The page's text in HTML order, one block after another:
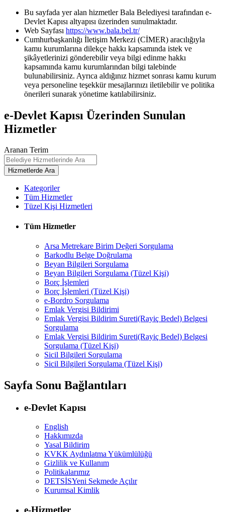
Bu sayfada yer alan hizmetler Bala Belediyesi tarafından e-
Devlet Kapısı altyapısı üzerinden sunulmaktadır.
Web Sayfası https://www.bala.bel.tr/
Cumhurbaşkanlığı İletişim Merkezi (CİMER) aracılığıyla
kamu kurumlarına dilekçe hakkı kapsamında istek ve
şikâyetlerinizi gönderebilir veya bilgi edinme hakkı
kapsamında kamu kurumlarından bilgi talebinde
bulunabilirsiniz. Ayrıca aldığınız hizmet sonrası kamu kurum
veya personeline teşekkür mesajlarınızı iletilebilir ve politika
önerileri sunarak yönetime katılabilirsiniz.
e-Devlet Kapısı Üzerinden Sunulan
Hizmetler
Aranan Terim
Kategoriler
Tüm Hizmetler
Tüzel Kişi Hizmetleri
Tüm Hizmetler
Arsa Metrekare Birim Değeri Sorgulama
Barkodlu Belge Doğrulama
Beyan Bilgileri Sorgulama
Beyan Bilgileri Sorgulama (Tüzel Kişi)
Borç İşlemleri
Borç İşlemleri (Tüzel Kişi)
e-Bordro Sorgulama
Emlak Vergisi Bildirimi
Emlak Vergisi Bildirim Sureti(Rayiç Bedel) Belgesi
Sorgulama
Emlak Vergisi Bildirim Sureti(Rayiç Bedel) Belgesi
Sorgulama (Tüzel Kişi)
Sicil Bilgileri Sorgulama
Sicil Bilgileri Sorgulama (Tüzel Kişi)
Sayfa Sonu Bağlantıları
e-Devlet Kapısı
English
Hakkımızda
Yasal Bildirim
KVKK Aydınlatma Yükümlülüğü
Gizlilik ve Kullanım
Politikalarımız
DETSİSYeni Sekmede Açılır
Kurumsal Kimlik
e-Hizmetler